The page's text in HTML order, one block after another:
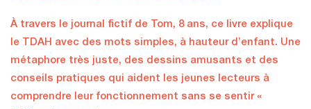
À travers le journal fictif de Tom, 8 ans, ce livre explique
le TDAH avec des mots simples, à hauteur d’enfant. Une
métaphore très juste, des dessins amusants et des
conseils pratiques qui aident les jeunes lecteurs à
comprendre leur fonctionnement sans se sentir «